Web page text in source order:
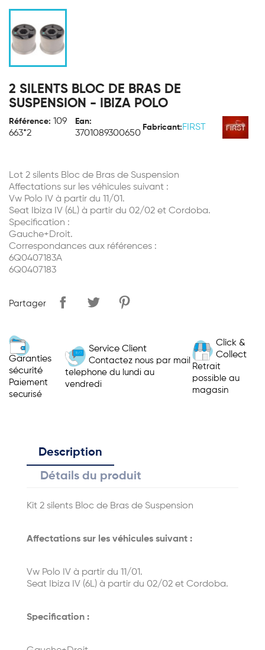
2 SILENTS BLOC DE BRAS DE
SUSPENSION - IBIZA POLO
Référence: 109
663*2
Ean:
3701089300650
Fabricant: FIRST
Lot 2 silents Bloc de Bras de Suspension
Affectations sur les véhicules suivant :
Vw Polo IV à partir du 11/01.
Seat Ibiza IV (6L) à partir du 02/02 et Cordoba.
Specification :
Gauche+Droit.
Correspondances aux références :
6Q0407183A
6Q0407183
Partager
Garanties
sécurité
Paiement
securisé
Service Client
Contactez nous par mail
telephone du lundi au
vendredi
Click &
Collect
Retrait
possible au
magasin
Description
Détails du produit
Kit 2 silents Bloc de Bras de Suspension
Affectations sur les véhicules suivant :
Vw Polo IV à partir du 11/01.
Seat Ibiza IV (6L) à partir du 02/02 et Cordoba.
Specification :